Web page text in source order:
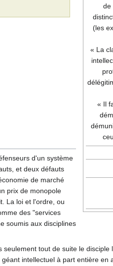
de
(les
« La
« Il
d'un système
et deux défauts
de marché
prix de monopole
La loi et l'ordre, ou
des "services
soumis aux disciplines
seulement tout de suite le
intellectuel à part entière en